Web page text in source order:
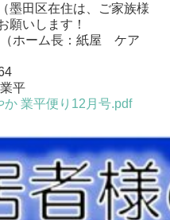
墨田区在住は、ご家族様
願いします！
ホーム長：紙屋 ケア
平
業平便り12月号.pdf